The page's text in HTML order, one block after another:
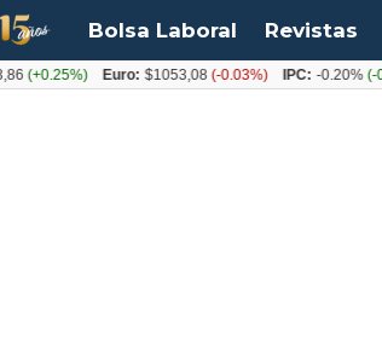
Bolsa Laboral Revistas
Euro: $1053,08(-0.03%) IPC: -0.20%(-0.50 pts)